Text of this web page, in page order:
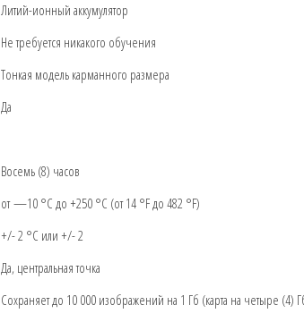
Литий-ионный аккумулятор
Не требуется никакого обучения
Тонкая модель карманного размера
Да
Восемь (8) часов
от —10 °C до +250 °C (от 14 °F до 482 °F)
+/- 2 °C или +/- 2
Да, центральная точка
Сохраняет до 10 000 изображений на 1 Гб (карта на четыре (4)